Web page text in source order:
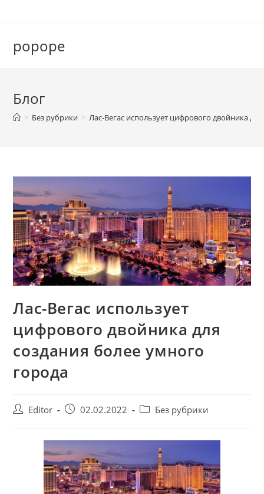
popope
Блог
> Без рубрики > Лас-Вегас использует цифрового двойника
Лас-Вегас использует
цифрового двойника для
создания более умного
города
PostEditor
Запись02.02.2022
PostБез рубрики